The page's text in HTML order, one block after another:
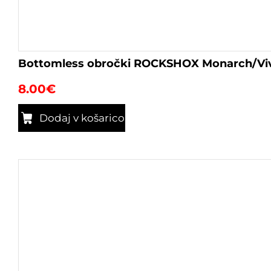
Bottomless obročki ROCKSHOX Monarch/
8.00€
Dodaj v košarico